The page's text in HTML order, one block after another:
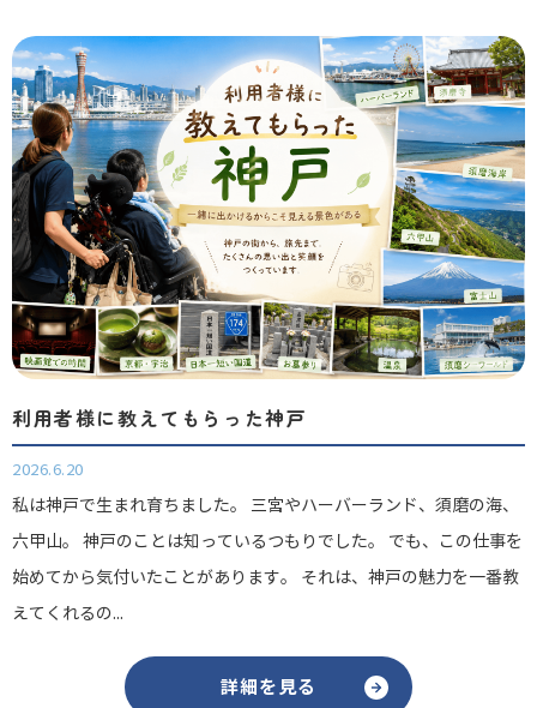
利用者様に教えてもらった神戸
2026.6.20
私は神戸で生まれ育ちました。 三宮やハーバーランド、須磨の海、
六甲山。 神戸のことは知っているつもりでした。 でも、この仕事を
始めてから気付いたことがあります。 それは、神戸の魅力を一番教
えてくれるの...
詳細を見る